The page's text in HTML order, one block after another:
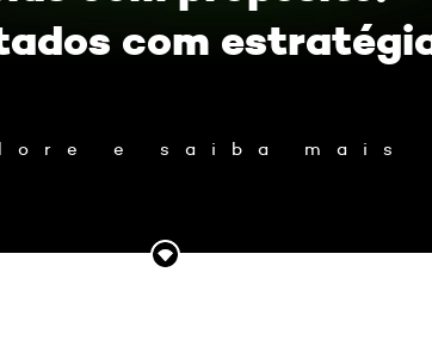
com
e saiba mais